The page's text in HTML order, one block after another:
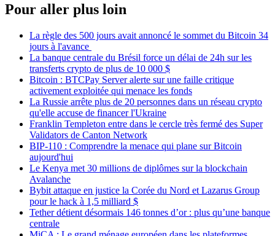
Pour aller plus loin
La règle des 500 jours avait annoncé le sommet du Bitcoin 34
jours à l'avance
La banque centrale du Brésil force un délai de 24h sur les
transferts crypto de plus de 10 000 $
Bitcoin : BTCPay Server alerte sur une faille critique
activement exploitée qui menace les fonds
La Russie arrête plus de 20 personnes dans un réseau crypto
qu'elle accuse de financer l'Ukraine
Franklin Templeton entre dans le cercle très fermé des Super
Validators de Canton Network
BIP-110 : Comprendre la menace qui plane sur Bitcoin
aujourd'hui
Le Kenya met 30 millions de diplômes sur la blockchain
Avalanche
Bybit attaque en justice la Corée du Nord et Lazarus Group
pour le hack à 1,5 milliard $
Tether détient désormais 146 tonnes d’or : plus qu’une banque
centrale